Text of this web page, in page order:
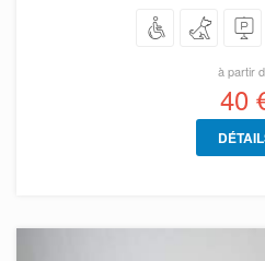
à partir
40